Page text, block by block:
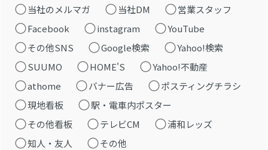
当社のメルマガ 当社DM
営業スタッフ
Facebook
instagram
YouTube
その他SNS
Google検索
Yahoo!検索
SUUMO
HOME'S
Yahoo!不動産
athome
バナー広告
ポスティングチラシ
現地看板
駅・電車内ポスター
その他看板
テレビCM
浦和レッズ
知人・友人
その他